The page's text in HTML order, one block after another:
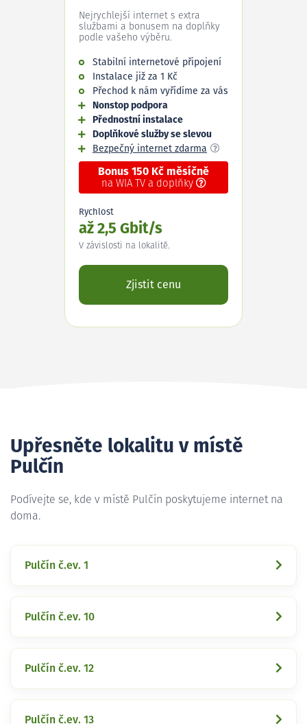
Nejrychlejší internet s extra
službami a bonusem na doplňky
podle vašeho výběru.
Stabilní internetové připojení
Instalace již za 1 Kč
Přechod k nám vyřídíme za vás
Nonstop podpora
Přednostní instalace
Doplňkové služby se slevou
Bezpečný internet zdarma
Bonus 150 Kč měsíčně
na WIA TV a doplňky
Rychlost
až 2,5 Gbit/s
V závislosti na lokalitě.
Zjistit cenu
Upřesněte lokalitu v místě
Pulčín
Podívejte se, kde v místě Pulčín poskytujeme internet na
doma.
Pulčín č.ev. 1
Pulčín č.ev. 10
Pulčín č.ev. 12
Pulčín č.ev. 13